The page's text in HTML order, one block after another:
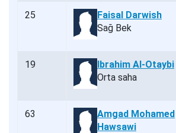
25
Faisal Darwish
Sağ Bek
19
Ibrahim Al-Otaybi
Orta saha
63
Amgad Mohamed
Hawsawi